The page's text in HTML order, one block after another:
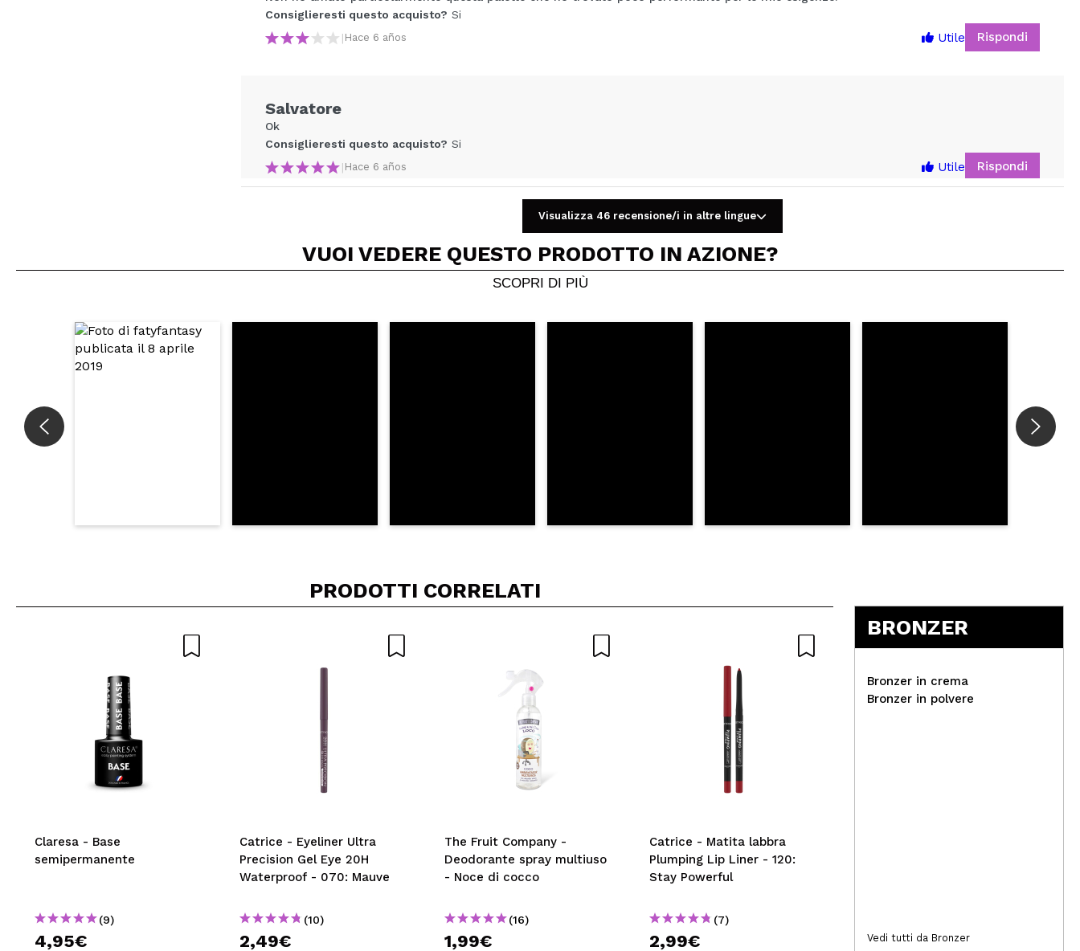
Il tuo video potrebbe essere il primo. Immaginalo...
INVIA
Consiglieresti questo acquisto? Si
| Hace 6 años Utile Rispondi
Salvatore
Ok
Consiglieresti questo acquisto? Si
| Hace 6 años Utile Rispondi
Meravigliosa.
Le terre sono pigmentate e stimabili, una è molto fredda/grigia perfetta da essere usata da sola o per smorzare le altre, che sono tutte
L'illuminante molto carino anche se resta abbastanza naturale.
Visualizza 46 recensione/i in altre lingue
VUOI VEDERE QUESTO PRODOTTO IN AZIONE?
SCOPRI DI PIÙ
PRODOTTI CORRELATI
Claresa - Base
semipermanente
(9)
4,95€
Catrice - Eyeliner Ultra
Precision Gel Eye 20H
Waterproof - 070: Mauve
(10)
2,49€
The Fruit Company -
Deodorante spray multiuso
- Noce di cocco
(16)
1,99€
Catrice - Matita labbra
Plumping Lip Liner - 120:
Stay Powerful
(7)
2,99€ 2,99€
BRONZER
Bronzer in crema
Bronzer in polvere
Vedi tutti da Bronzer